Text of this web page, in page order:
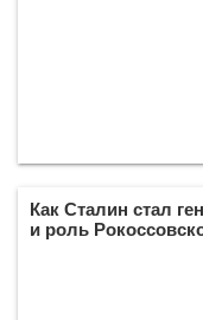
Как Сталин стал
и роль